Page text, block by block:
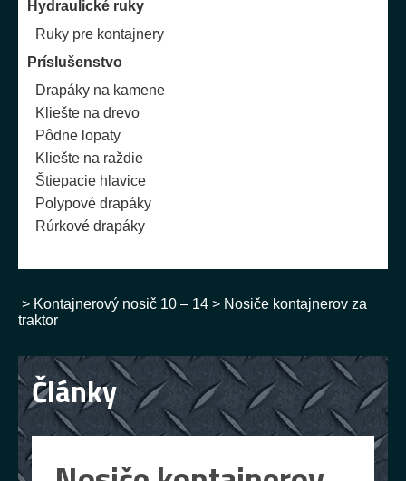
Hydraulické ruky
Ruky pre kontajnery
Príslušenstvo
Drapáky na kamene
Kliešte na drevo
Pôdne lopaty
Kliešte na raždie
Štiepacie hlavice
Polypové drapáky
Rúrkové drapáky
> Kontajnerový nosič 10 – 14 > Nosiče kontajnerov za
traktor
Články